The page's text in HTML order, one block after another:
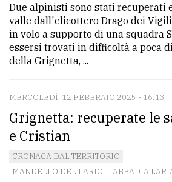
Due alpinisti sono stati recuperati
valle dall'elicottero Drago dei
in volo a supporto di una squadra
essersi trovati in difficoltà a poca
della Grignetta, ...
MERCOLEDÌ, 12 FEBBRAIO 2025 - 16:13
Grignetta: recuperate le
e Cristian
CRONACA DAL TERRITORIO
MANDELLO DEL LARIO , ABBADIA